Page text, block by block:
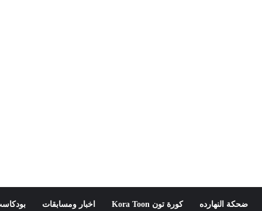
ضحكة النهارده كورة تون Kora Toon اخبار ومسابقات